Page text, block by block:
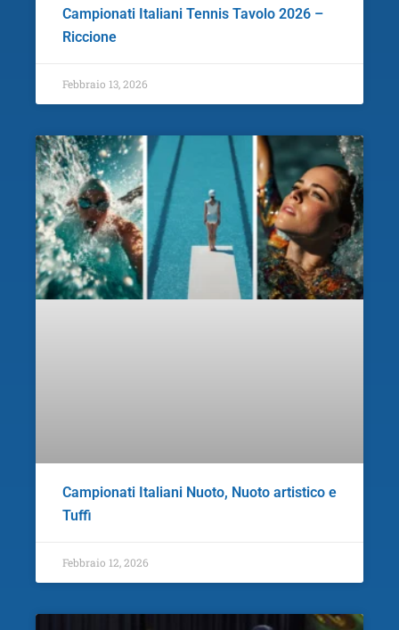
Campionati Italiani Tennis Tavolo 2026 –
Riccione
Febbraio 13, 2026
Campionati Italiani Nuoto, Nuoto artistico e
Tuffi
Febbraio 12, 2026